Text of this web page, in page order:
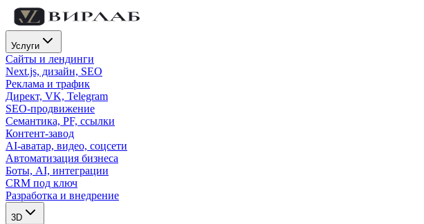
Услуги
Сайты и лендинги
Next.js, дизайн, SEO
Реклама и трафик
Директ, VK, Telegram
SEO-продвижение
Семантика, PF, ссылки
Контент-завод
AI-аватар, видео, соцсети
Автоматизация бизнеса
Боты, AI, интеграции
CRM под ключ
Разработка и внедрение
3D